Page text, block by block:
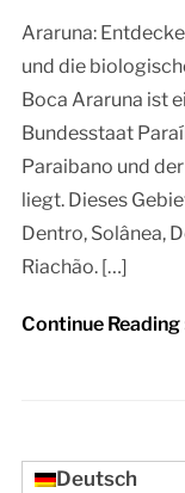
Araruna:
und die
Boca Araruna ist
Bundesstaat
Paraibano und
liegt. Dieses
Dentro, Solânea,
Riachão. […]
Continue Reading
Deutsch